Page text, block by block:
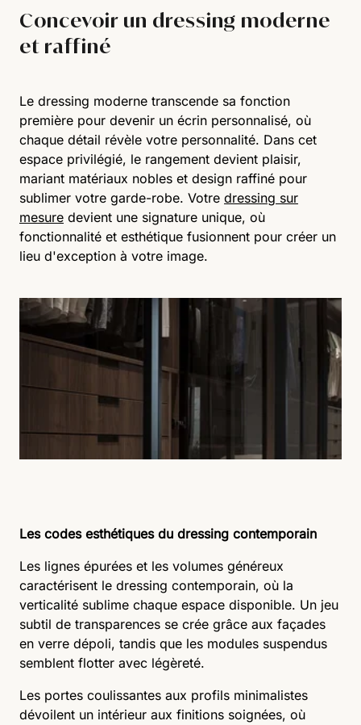
Concevoir un dressing moderne
et raffiné
Le dressing moderne transcende sa fonction
première pour devenir un écrin personnalisé, où
chaque détail révèle votre personnalité. Dans cet
espace privilégié, le rangement devient plaisir,
mariant matériaux nobles et design raffiné pour
sublimer votre garde-robe. Votre dressing sur
mesure devient une signature unique, où
fonctionnalité et esthétique fusionnent pour créer un
lieu d'exception à votre image.
Les codes esthétiques du dressing contemporain
Les lignes épurées et les volumes généreux
caractérisent le dressing contemporain, où la
verticalité sublime chaque espace disponible. Un jeu
subtil de transparences se crée grâce aux façades
en verre dépoli, tandis que les modules suspendus
semblent flotter avec légèreté.
Les portes coulissantes aux profils minimalistes
dévoilent un intérieur aux finitions soignées, où